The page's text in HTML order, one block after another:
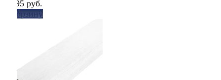
избранное
1 095 руб.
В корзину